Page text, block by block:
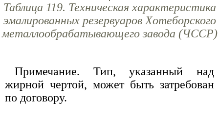
Таблица 119. Техническая характеристика
эмалированных резервуаров Хотеборского
металлообрабатывающего завода (ЧССР)
Примечание. Тип, указанный над
жирной чертой, может быть затребован
по договору.